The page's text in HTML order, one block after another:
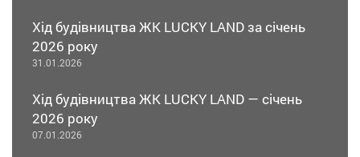
Хід будівництва ЖК LUCKY LAND за січень
2026 року
31.01.2026
Хід будівництва ЖК LUCKY LAND — січень
2026 року
07.01.2026